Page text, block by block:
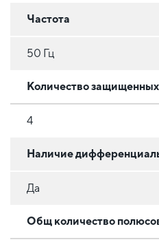
Частота
50 Гц
Количество
4
Наличие
Да
Общ количество